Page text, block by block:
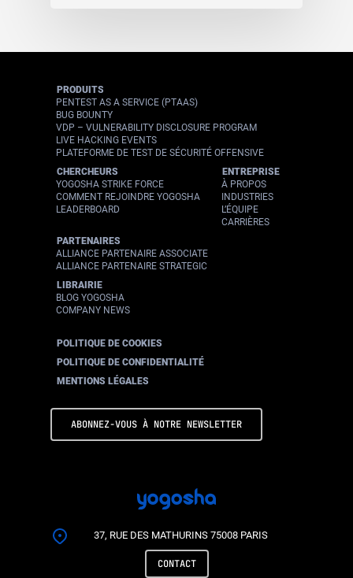
PRODUITS
PENTEST AS A SERVICE (PTAAS)
BUG BOUNTY
VDP – VULNERABILITY DISCLOSURE PROGRAM
LIVE HACKING EVENTS
PLATEFORME DE TEST DE SÉCURITÉ OFFENSIVE
CHERCHEURS
YOGOSHA STRIKE FORCE
COMMENT REJOINDRE YOGOSHA
LEADERBOARD
ENTREPRISE
À PROPOS
INDUSTRIES
L’ÉQUIPE
CARRIÈRES
PARTENAIRES
ALLIANCE PARTENAIRE ASSOCIATE
ALLIANCE PARTENAIRE STRATEGIC
LIBRAIRIE
BLOG YOGOSHA
COMPANY NEWS
POLITIQUE DE COOKIES
POLITIQUE DE CONFIDENTIALITÉ
MENTIONS LÉGALES
ABONNEZ-VOUS À NOTRE NEWSLETTER
37, RUE DES MATHURINS75008 PARIS
CONTACT